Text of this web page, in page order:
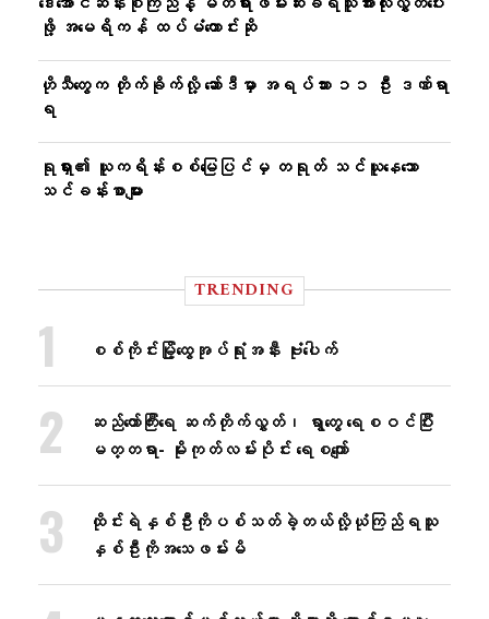
ဖို့ အမေရိကန် ထပ်မံတောင်းဆို
ဟိုသီတွေက တိုက်ခိုက်လို့ ဆော်ဒီမှာ အရပ်သား ၁၁ ဦး ဒဏ်ရာ
ရ
ရုရှား၏ ယူကရိန်းစစ်မြေပြင်မှ တရုတ် သင်ယူနေသော
သင်ခန်းစာများ
TRENDING
စစ်ကိုင်းမြို့ထွေအုပ်ရုံးအနီး ဗုံးပေါက်
ဆည်တော်ကြီးရေ ဆက်တိုက်လွှတ်၊ ရွာတွေ ရေစဝင်ပြီး
မတ္တရာ- မိုးကုတ်လမ်းပိုင်း ရေစကျော်
ထိုင်းရဲနှစ်ဦးကိုပစ်သတ်ခဲ့တယ်လို့ယုံကြည်ရသူ
နှစ်ဦးကိုအသေဖမ်းမိ